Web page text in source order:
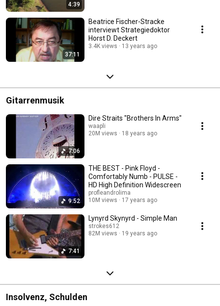
4:39
37:11
Beatrice Fischer-Stracke
interviewt Strategiedoktor
Horst D. Deckert
3.4K views 13 years ago
Gitarrenmusik
7:06
Dire Straits "Brothers In Arms"
waapli
20M views
18 years ago
9:52
THE BEST - Pink Floyd -
Comfortably Numb - PULSE -
HD High Definition Widescreen
profleandrolima
10M views
17 years ago
7:41
Lynyrd Skynyrd - Simple Man
strokes612
82M views
19 years ago
Insolvenz, Schulden